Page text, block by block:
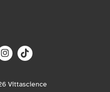
Vittascience